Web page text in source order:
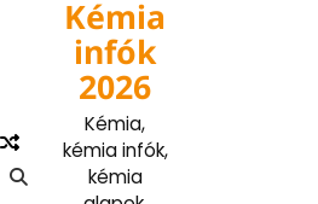
Kémia
infók
2026
Kémia,
kémia infók,
kémia